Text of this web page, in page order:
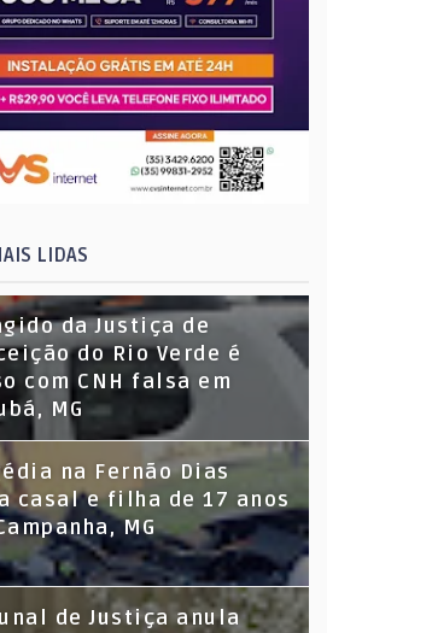
LIDAS
da Justiça de
do Rio Verde é
com CNH falsa em
MG
na Fernão Dias
casal e filha de 17 anos
MG
de Justiça anula